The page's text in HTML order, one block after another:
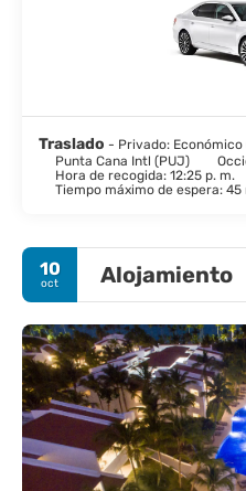
Traslado - Privado: Económico
Punta Cana Intl (PUJ)
Hora de recogida: 12:25 p. m.
Tiempo máximo de espera:
10
oct Alojamiento